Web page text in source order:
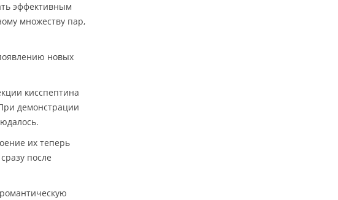
эффективным
множеству пар,
новых
кисспептина
демонстрации
их теперь
после